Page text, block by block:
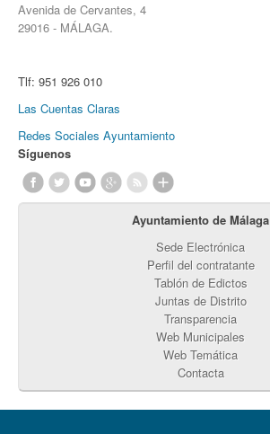
Avenida de Cervantes, 4
29016 - MÁLAGA.
Tlf: 951 926 010
Las Cuentas Claras
Redes Sociales Ayuntamiento
Síguenos
Ayuntamiento de Málaga
Sede Electrónica
Perfil del contratante
Tablón de Edictos
Juntas de Distrito
Transparencia
Web Municipales
Web Temática
Contacta